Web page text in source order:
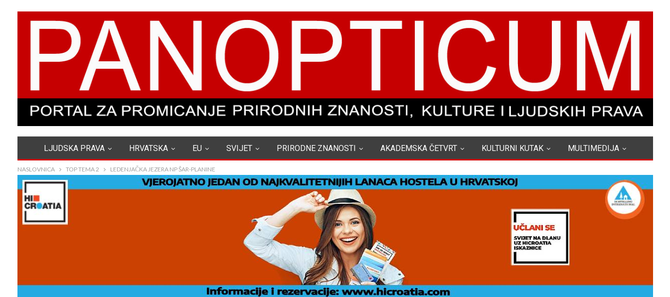
LJUDSKA PRAVA HRVATSKA EU SVIJET PRIRODNE ZNANOSTI AKADEMSKA ČETVRT KULTURNI KUTAK MULTIMEDIJA
NASLOVNICA TOP TEMA 2 LEDENJAČKA JEZERA NP ŠAR-PLANINE